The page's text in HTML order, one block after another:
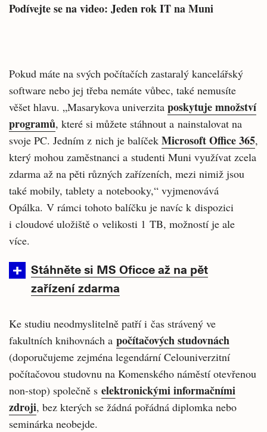
Podívejte se na video: Jeden rok IT na Muni
Pokud máte na svých počítačích zastaralý kancelářský
software nebo jej třeba nemáte vůbec, také nemusíte
věšet hlavu. „Masarykova univerzita poskytuje množství
programů, které si můžete stáhnout a nainstalovat na
svoje PC. Jedním z nich je balíček Microsoft Office 365,
který mohou zaměstnanci a studenti Muni využívat zcela
zdarma až na pěti různých zařízeních, mezi nimiž jsou
také mobily, tablety a notebooky,“ vyjmenovává
Opálka. V rámci tohoto balíčku je navíc k dispozici
i cloudové uložiště o velikosti 1 TB, možností je ale
více.
Stáhněte si MS Oficce až na pět
zařízení zdarma
Ke studiu neodmyslitelně patří i čas strávený ve
fakultních knihovnách a počítačových studovnách
(doporučujeme zejména legendární Celouniverzitní
počítačovou studovnu na Komenského náměstí otevřenou
non-stop) společně s elektronickými informačními
zdroji, bez kterých se žádná pořádná diplomka nebo
seminárka neobejde.